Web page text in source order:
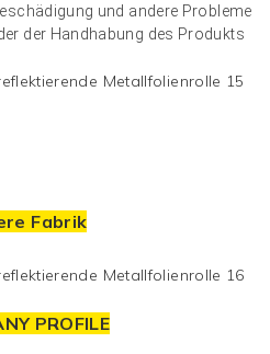
und andere Probleme
der Handhabung des Produkts
Fabrik
PROFILE